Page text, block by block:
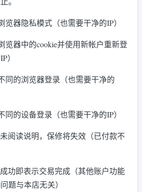
器隐私模式（也需要干净的IP）
器中的cookie并使用新帐户重新登
）
的浏览器登录（也需要干净的
的设备登录（也需要干净的IP）
阅读说明，保修将失效（已付款不
功即表示交易完成（其他账户功能
题与本店无关）